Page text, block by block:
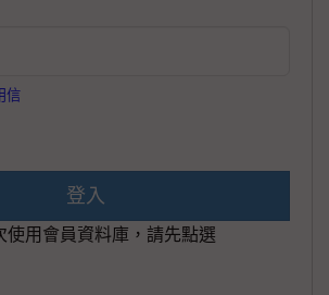
信
登入
用會員資料庫，請先點選